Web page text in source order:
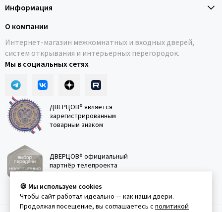
Информация
О компании
Интернет-магазин межкомнатных и входных дверей,
систем открывания и интерьерных перегородок.
Мы в социальных сетях
ДВЕРЦОВ® является
зарегистрированным
товарным знаком
ДВЕРЦОВ® официальный
партнёр телепроекта
🍪 Мы используем cookies
Чтобы сайт работал идеально — как наши двери.
Продолжая посещение, вы соглашаетесь с политикой